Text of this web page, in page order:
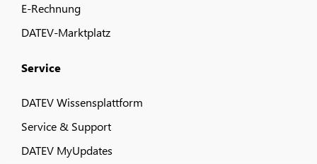
E-Rechnung
DATEV-Marktplatz
Service
DATEV Wissensplattform
Service & Support
DATEV MyUpdates